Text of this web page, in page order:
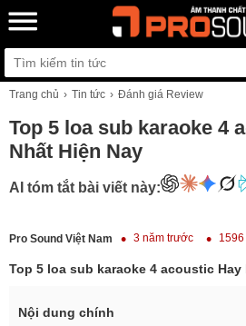
Trang chủ Tin tức Đánh giá Review
Top 5 loa sub karaoke 4
Nhất Hiện Nay
AI tóm tắt bài viết này:
Pro Sound Việt Nam 3 năm trước
Top 5 loa sub karaoke 4 acoustic Hay
Nội dung chính